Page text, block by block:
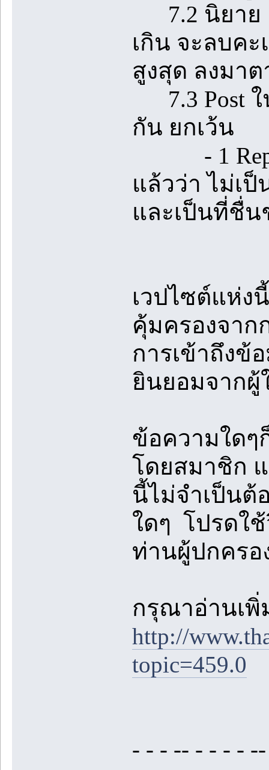
7.2 นิยาย 1
เกิน จะลบค
สูงสุด ลงมา
7.3 Post ใ
กัน ยกเว้น
- 1 Reply
แล้วว่า ไม่เ
และเป็นที่ชื่น
เวปไซต์แห่ง
คุ้มครองจาก
การเข้าถึงข้
ยินยอมจากผู้
ข้อความใดๆ
โดยสมาชิก
นี้ไม่จำเป็นต้
ใดๆ โปรดใ
ท่านผู้ปกครอ
กรุณาอ่านเพิ่
http://
topic=459.0
- - - -- - - - -